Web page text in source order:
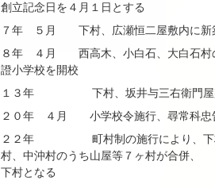
創立記念日を４月１日とする
７年 ５月 下村、広瀬恒二屋敷内に新
８年 ４月 西高木、小白石、大白石村
證小学校を開校
１３年 下村、坂井与三右衛門屋敷
２０年 ４月 小学校令施行、尋常科忠
２２年 町村制の施行により、下村、
村、中沖村のうち山屋等７ヶ村が合併、
下村となる